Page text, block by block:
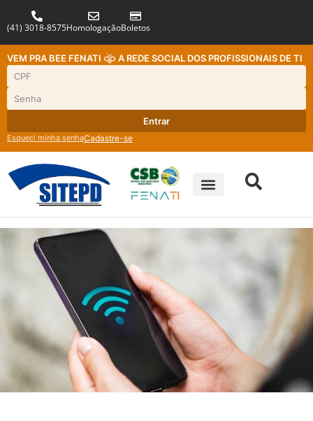
(41) 3018-8575HomologaçãoBoletos
VEM PRA BEE FENATI A REDE SOCIAL DOS PROFISSIONAIS DE TI
Entrar
Esqueci minha senhaCadastre-se